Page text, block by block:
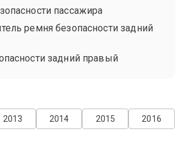
пассажира
ремня безопасности задний
задний правый
2016
2015
2014
2013